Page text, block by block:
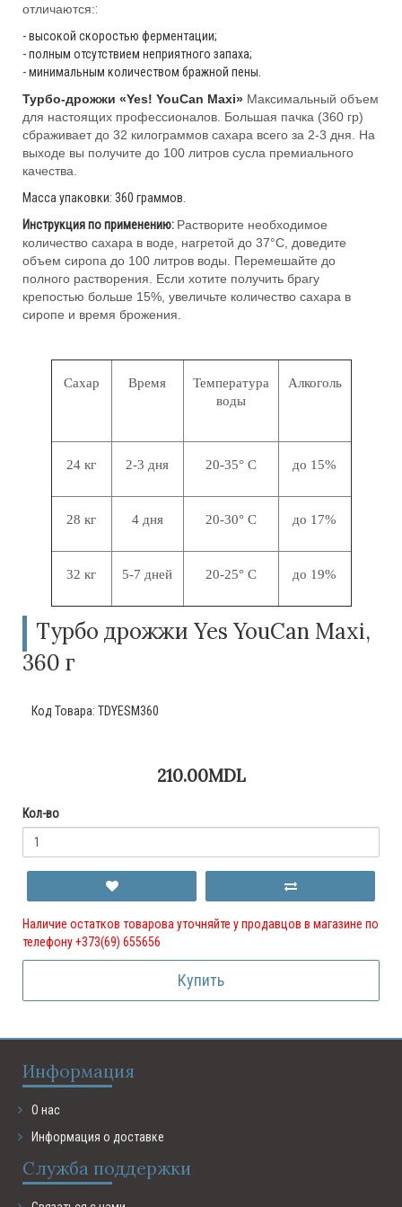
отличаются::
- высокой скоростью ферментации;
- полным отсутствием неприятного запаха;
- минимальным количеством бражной пены.
Турбо-дрожжи «Yes! YouCan Maxi» Максимальный объем
для настоящих профессионалов. Большая пачка (360 гр)
сбраживает до 32 килограммов сахара всего за 2-3 дня. На
выходе вы получите до 100 литров сусла премиального
качества.
Масса упаковки: 360 граммов.
Инструкция по применению: Растворите необходимое
количество сахара в воде, нагретой до 37°С, доведите
объем сиропа до 100 литров воды. Перемешайте до
полного растворения. Если хотите получить брагу
крепостью больше 15%, увеличьте количество сахара в
сиропе и время брожения.
Сахар Время
Температура
воды
Алкоголь
24 кг 2-3 дня 20-35° C до 15%
28 кг 4 дня 20-30° C до 17%
32 кг 5-7 дней 20-25° C до 19%
Турбо дрожжи Yes YouCan Maxi,
360 г
Код Товара: TDYESM360
210.00MDL
Кол-во
Наличие остатков товарова уточняйте у продавцов в магазине по
телефону +373(69) 655656
Купить
Информация
О нас
Информация о доставке
Служба поддержки